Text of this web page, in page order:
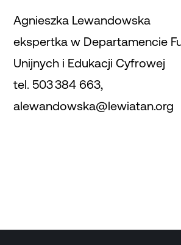
Agnieszka Lewandowska
ekspertka w Departamencie
Unijnych i Edukacji Cyfrowej
tel. 503 384 663,
alewandowska@lewiatan.org